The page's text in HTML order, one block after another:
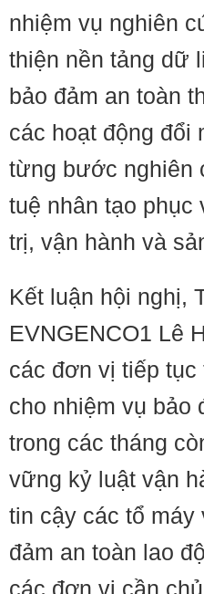
nhiệm vụ nghiên
thiện nền tảng dữ
bảo đảm an toàn
các hoạt động đổi
từng bước nghiên
tuệ nhân tạo phục
trị, vận hành và
Kết luận hội nghị,
EVNGENCO1 Lê
các đơn vị tiếp tục
cho nhiệm vụ bảo
trong các tháng
vững kỷ luật vận
tin cậy các tổ máy
đảm an toàn lao
các đơn vị cần